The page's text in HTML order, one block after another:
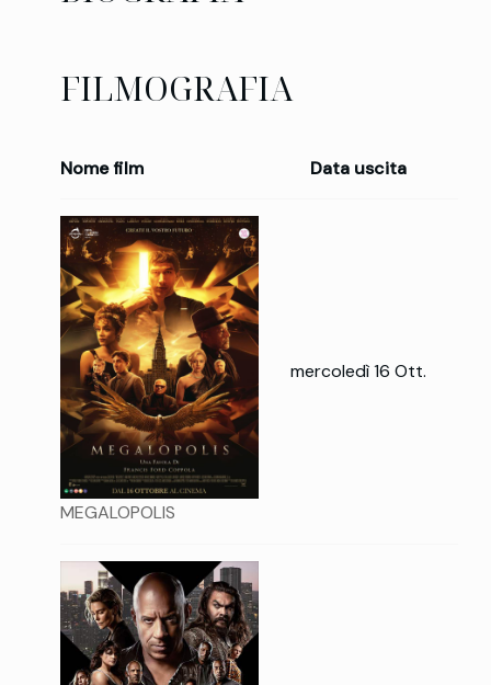
FILMOGRAFIA
Nome film Data uscita
MEGALOPOLIS
mercoledì 16 Ott.